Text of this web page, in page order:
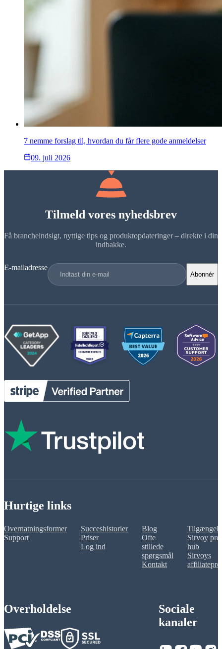
7 nemme forslag til, hvordan du får flere gode anmeldelser
09. juli 2026
Tilmeld vores nyhedsbrev
Få brancheindsigt, nyttige tips og produktopdateringer – direkte i din
indbakke.
E-mailadresse
Abonnér
Hurtige links
Overnatningsformer
Support
Succeshistorier
Priser
Log ind
Blog
Ofte
stillede
spørgsmål
Kontakt
Sirvoy
hub
Sirvoys
Overholdelse
Sociale
kanaler